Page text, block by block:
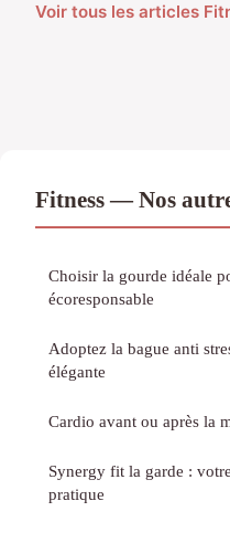
Voir tous les articles
Fitness — Nos
Choisir la gourde idéale
écoresponsable
Adoptez la bague anti
élégante
Cardio avant ou après la
Synergy fit la garde :
pratique